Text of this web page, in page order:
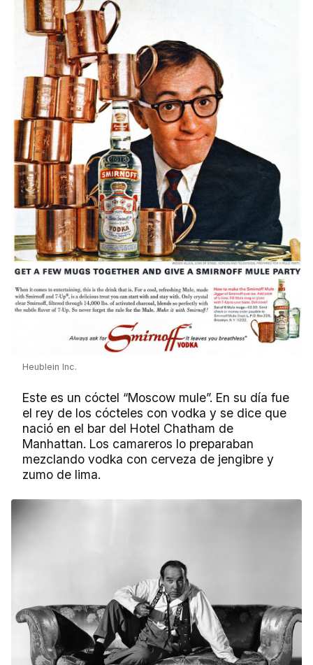
Heublein Inc.
Este es un cóctel “Moscow mule”. En su día fue
el rey de los cócteles con vodka y se dice que
nació en el bar del Hotel Chatham de
Manhattan. Los camareros lo preparaban
mezclando vodka con cerveza de jengibre y
zumo de lima.